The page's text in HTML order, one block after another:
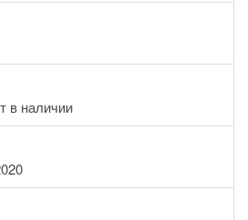
в наличии